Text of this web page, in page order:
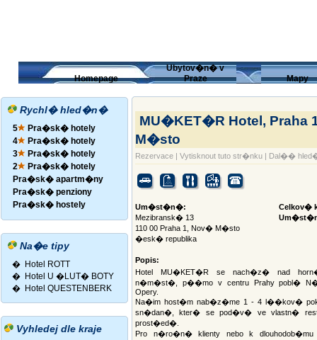
Homepage
Ubytov�n� v
Praze
Mapy
Rychl� hled�n�
5
Pra�sk� hotely
4
Pra�sk� hotely
3
Pra�sk� hotely
2
Pra�sk� hotely
Pra�sk� apartm�ny
Pra�sk� penziony
Pra�sk� hostely
Na�e tipy
� Hotel ROTT
� Hotel U �LUT� BOTY
� Hotel QUESTENBERK
Vyhledej dle kraje
MU�KET�R Hotel, Praha
M�sto
Rezervace | Vytisknout tuto str�nku | Dal��
Um�st�n�:
Mezibransk� 13
110 00 Praha 1, Nov� M�sto
�esk� republika
Celkov�
Popis:
Hotel MU�KET�R se nach�z� nad
n�m�st�, p��mo v centru Prahy pobl�
Opery.
Na�im host�m nab�z�me 1 - 4 l��kov�
sn�dan�, kter� se pod�v� ve vlastn�
prost�ed�.
Pro n�ro�n� klienty nebo k